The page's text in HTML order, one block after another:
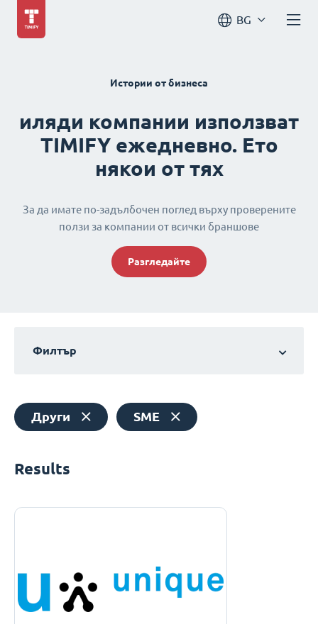
BG
Истории от бизнеса
иляди компании използват
TIMIFY ежедневно. Ето
някои от тях
За да имате по-задълбочен поглед върху проверените
ползи за компании от всички браншове
Разгледайте
Филтър
Други SME
Results